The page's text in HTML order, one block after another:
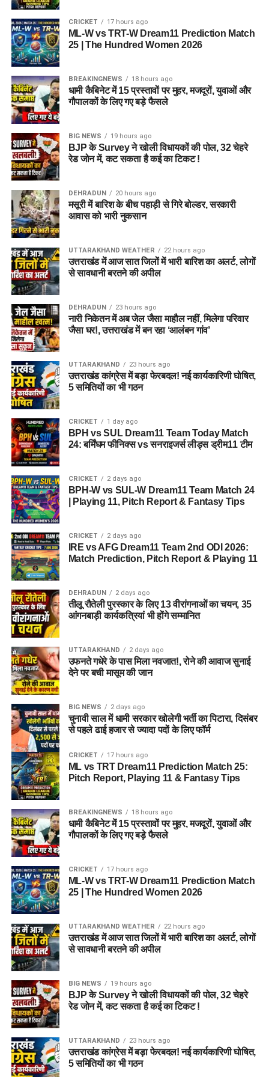
उपलब्ध कराई जा सकती है। इस पहल का मकसद सिर्फ महिलाओं और
बच्चों को रहने की जगह देना नहीं, बल्कि उन्हें ऐसा वातावरण उपलब्ध कराना
है, जहां वे खुद को सुरक्षित, सम्मानित और परिवार का हिस्सा महसूस कर
सकें।
5 एकड़ जमीन की हो रही है तलाश
आलंबन गांव विकसित करने के लिए करीब 5 एकड़ जमीन की आवश्यकता
बताई गई है। विभाग की पहली प्राथमिकता देहरादून जिले या उसके
आसपास जमीन तलाशने की थी, लेकिन फिलहाल उपयुक्त जमीन उपलब्ध
नहीं हो पाई है। अब विभाग की ओर से हरिद्वार और आसपास के क्षेत्रों में
जमीन की तलाश की जा रही है। अधिकारियों को उम्मीद है कि हरिद्वार में
इसके लिए उपयुक्त जमीन मिल सकती है।
इसके अलावा उत्तरकाशी जिले के चिन्यालीसौड़ में भी एक जमीन को लेकर
संभावनाएं देखी जा रही हैं। विभाग यह जांच कर रहा है कि वहां की जमीन
और परिस्थितियां आलंबन गांव के निर्माण के लिए उपयुक्त हैं या नहीं।
महिलाओं और बच्चों को मिलेगा नया जीवन
आलंबन गांव की यह योजना सिर्फ एक नया भवन या परिसर तैयार करने की
कवायद नहीं है, बल्कि नारी निकेतन में रहने वाली महिलाओं और बच्चों के
प्रति सोच में बदलाव की कोशिश भी है।
अगर यह योजना धरातल पर उतरती है तो संस्थागत जीवन की जगह उन्हें
परिवार जैसा माहौल, बेहतर स्वतंत्रता और सामाजिक वातावरण मिल
सकेगा। इससे बच्चों और महिलाओं के मानसिक और सामाजिक विकास में
भी मदद मिलने की उम्मीद है।
CRICKET 17 hours ago
ML-W vs TRT-W Dream11 Prediction Match
25 | The Hundred Women 2026
BREAKINGNEWS 18 hours ago
धामी कैबिनेट में 15 प्रस्तावों पर मुहर, मजदूरों, युवाओं और
गौपालकों के लिए गए बड़े फैसले
BIG NEWS 19 hours ago
BJP के Survey ने खोली विधायकों की पोल, 32 चेहरे
रेड जोन में, कट सकता है कई का टिकट !
DEHRADUN 20 hours ago
मसूरी में बारिश के बीच पहाड़ी से गिरे बोल्डर, सरकारी
आवास को भारी नुकसान
UTTARAKHAND WEATHER 22 hours ago
उत्तराखंड में आज सात जिलों में भारी बारिश का अलर्ट, लोगों
से सावधानी बरतने की अपील
DEHRADUN 23 hours ago
नारी निकेतन में अब जेल जैसा माहौल नहीं, मिलेगा परिवार
जैसा घर!, उत्तराखंड में बन रहा ‘आलंबन गांव’
UTTARAKHAND 23 hours ago
उत्तराखंड कांग्रेस में बड़ा फेरबदल! नई कार्यकारिणी घोषित,
5 समितियों का भी गठन
CRICKET 1 day ago
BPH vs SUL Dream11 Team Today Match
24: बर्मिंघम फीनिक्स vs सनराइजर्स लीड्स ड्रीम11 टीम
CRICKET 2 days ago
BPH-W vs SUL-W Dream11 Team Match 24
| Playing 11, Pitch Report & Fantasy Tips
CRICKET 2 days ago
IRE vs AFG Dream11 Team 2nd ODI 2026:
Match Prediction, Pitch Report & Playing 11
DEHRADUN 2 days ago
तीलू रौतेली पुरस्कार के लिए 13 वीरांगनाओं का चयन, 35
आंगनबाड़ी कार्यकत्रियां भी होंगे सम्मानित
UTTARAKHAND 2 days ago
उफनते गधेरे के पास मिला नवजात!, रोने की आवाज सुनाई
देने पर बची मासूम की जान
BIG NEWS 2 days ago
चुनावी साल में धामी सरकार खोलेगी भर्ती का पिटारा, दिसंबर
से पहले ढाई हजार से ज्यादा पदों के लिए फॉर्म
CRICKET 17 hours ago
ML vs TRT Dream11 Prediction Match 25:
Pitch Report, Playing 11 & Fantasy Tips
BREAKINGNEWS 18 hours ago
धामी कैबिनेट में 15 प्रस्तावों पर मुहर, मजदूरों, युवाओं और
गौपालकों के लिए गए बड़े फैसले
CRICKET 17 hours ago
ML-W vs TRT-W Dream11 Prediction Match
25 | The Hundred Women 2026
UTTARAKHAND WEATHER 22 hours ago
उत्तराखंड में आज सात जिलों में भारी बारिश का अलर्ट, लोगों
से सावधानी बरतने की अपील
BIG NEWS 19 hours ago
BJP के Survey ने खोली विधायकों की पोल, 32 चेहरे
रेड जोन में, कट सकता है कई का टिकट !
UTTARAKHAND 23 hours ago
उत्तराखंड कांग्रेस में बड़ा फेरबदल! नई कार्यकारिणी घोषित,
5 समितियों का भी गठन